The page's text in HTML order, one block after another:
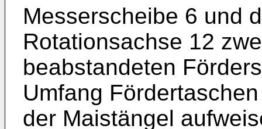
Messerscheibe 6 und
Rotationsachse 12
beabstandeten
Umfang
der Maistängel